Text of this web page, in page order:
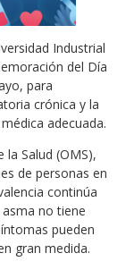
Industrial
del Día
para
crónica y la
adecuada.
la Salud (OMS),
de personas en
continúa
no tiene
pueden
gran medida.